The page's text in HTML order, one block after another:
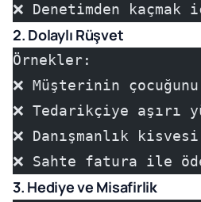
❌ Denetimden
2. Dolaylı Rüşvet
Örnekler:
❌ Müşterinin
❌ Tedarikçiye aşırı
❌ Danışmanlık
❌ Sahte fatura ile
3. Hediye ve Misafirlik